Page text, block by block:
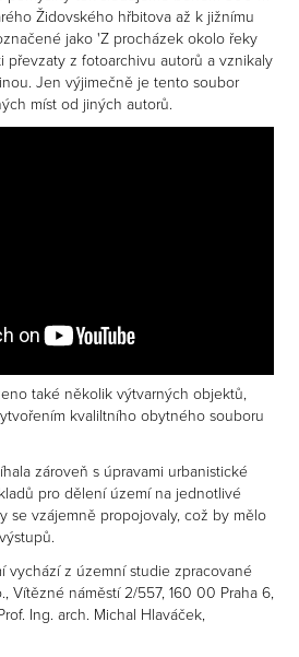
Židovského hřbitova až k jižnímu
jako 'Z procházek okolo řeky
převzaty z fotoarchivu autorů a vznikaly
Jen výjimečně je tento soubor
míst od jiných autorů.
také několik výtvarných objektů,
kvaliltního obytného souboru
zároveň s úpravami urbanistické
pro dělení území na jednotlivé
se vzájemně propojovaly, což by mělo
vychází z územní studie zpracované
Vítězné náměstí 2/557, 160 00 Praha 6,
Ing. arch. Michal Hlaváček,